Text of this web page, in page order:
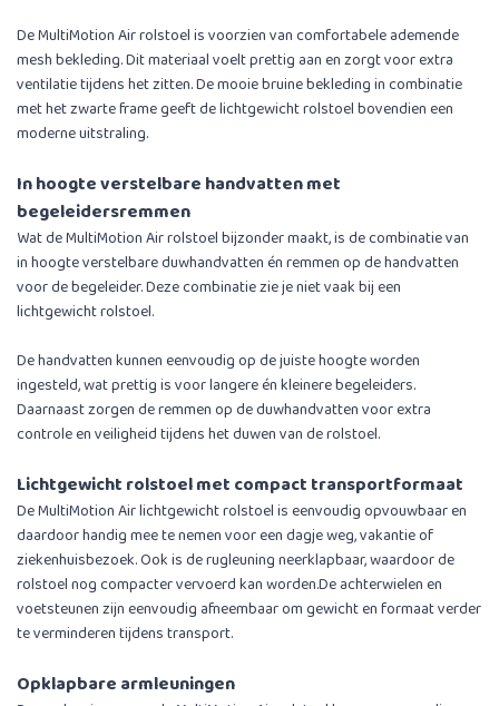
De MultiMotion Air rolstoel is voorzien van comfortabele ademende
mesh bekleding. Dit materiaal voelt prettig aan en zorgt voor extra
ventilatie tijdens het zitten. De mooie bruine bekleding in combinatie
met het zwarte frame geeft de lichtgewicht rolstoel bovendien een
moderne uitstraling.
In hoogte verstelbare handvatten met
begeleidersremmen
Wat de MultiMotion Air rolstoel bijzonder maakt, is de combinatie van
in hoogte verstelbare duwhandvatten én remmen op de handvatten
voor de begeleider. Deze combinatie zie je niet vaak bij een
lichtgewicht rolstoel.
De handvatten kunnen eenvoudig op de juiste hoogte worden
ingesteld, wat prettig is voor langere én kleinere begeleiders.
Daarnaast zorgen de remmen op de duwhandvatten voor extra
controle en veiligheid tijdens het duwen van de rolstoel.
Lichtgewicht rolstoel met compact transportformaat
De MultiMotion Air lichtgewicht rolstoel is eenvoudig opvouwbaar en
daardoor handig mee te nemen voor een dagje weg, vakantie of
ziekenhuisbezoek. Ook is de rugleuning neerklapbaar, waardoor de
rolstoel nog compacter vervoerd kan worden.De achterwielen en
voetsteunen zijn eenvoudig afneembaar om gewicht en formaat verder
te verminderen tijdens transport.
Opklapbare armleuningen